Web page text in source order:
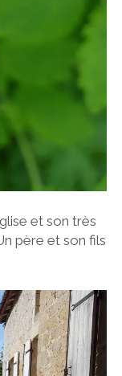
et son très
père et son fils